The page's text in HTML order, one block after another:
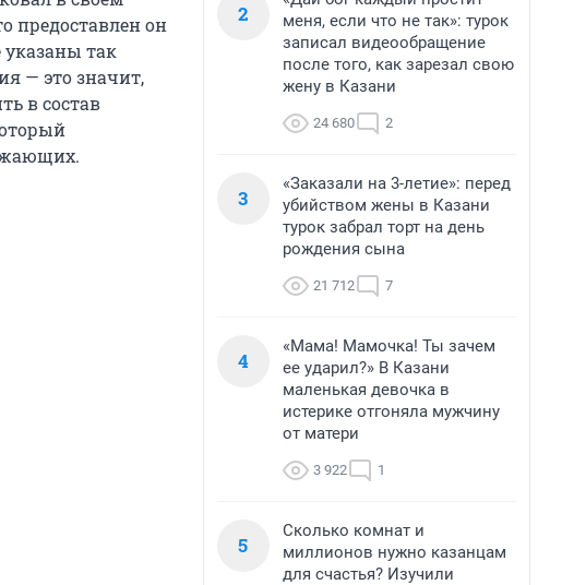
предоставлен он
указаны так
— это значит,
в состав
2
меня, если что не так»: турок
записал видеообращение
после того, как зарезал свою
жену в Казани
24 680 2
3
«Заказали на 3-летие»: перед
убийством жены в Казани
турок забрал торт на день
рождения сына
21 712 7
4
«Мама! Мамочка! Ты зачем
ее ударил?» В Казани
маленькая девочка в
истерике отгоняла мужчину
от матери
3 922 1
5
Сколько комнат и
миллионов нужно казанцам
для счастья? Изучили